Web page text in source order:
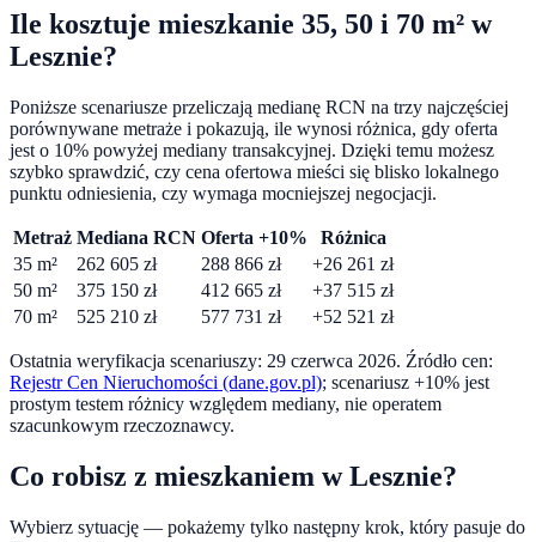
Ile kosztuje mieszkanie 35, 50 i 70 m² w
Lesznie?
Poniższe scenariusze przeliczają medianę RCN na trzy najczęściej
porównywane metraże i pokazują, ile wynosi różnica, gdy oferta
jest o 10% powyżej mediany transakcyjnej. Dzięki temu możesz
szybko sprawdzić, czy cena ofertowa mieści się blisko lokalnego
punktu odniesienia, czy wymaga mocniejszej negocjacji.
Metraż Mediana RCN Oferta +10%
Różnica
35 m² 262 605 zł 288 866 zł +26 261 zł
50 m² 375 150 zł 412 665 zł +37 515 zł
70 m² 525 210 zł 577 731 zł +52 521 zł
Ostatnia weryfikacja scenariuszy: 29 czerwca 2026. Źródło cen:
Rejestr Cen Nieruchomości (dane.gov.pl); scenariusz +10% jest
prostym testem różnicy względem mediany, nie operatem
szacunkowym rzeczoznawcy.
Co robisz z mieszkaniem wLesznie?
Wybierz sytuację — pokażemy tylko następny krok, który pasuje do